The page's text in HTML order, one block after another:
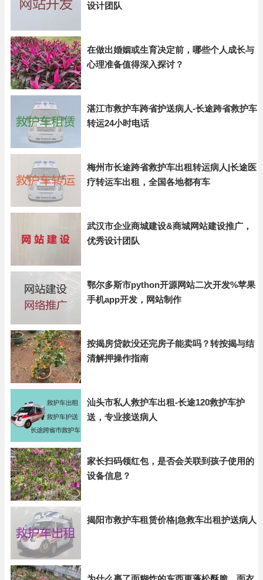
设计团队
在做出婚姻或生育决定前，哪些个人成长与
心理准备值得深入探讨？
湛江市救护车跨省护送病人-长途跨省救护车
转运24小时电话
梅州市长途跨省救护车出租转运病人|长途医
疗转运车出租，全国各地都有车
武汉市企业商城建设&商城网站建设推广，
优秀设计团队
鄂尔多斯市python开源网站二次开发%苹果
手机app开发，网站制作
按揭房贷款没还完房子能卖吗？转按揭与结
清解押操作指南
汕头市私人救护车出租-长途120救护车护
送，专业接送病人
家长扫码领红包，是否会关联到孩子使用的
设备信息？
揭阳市救护车租赁价格|急救车出租护送病人